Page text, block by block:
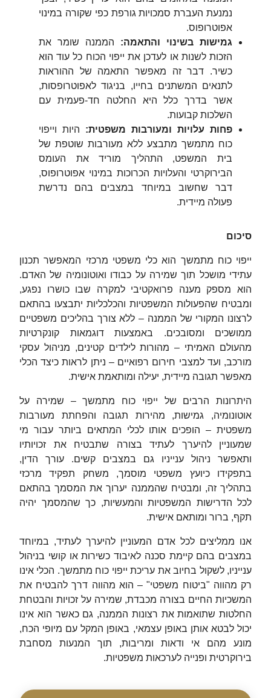
נמנעת העברת סמכויות גורפת כפי שקורה במינוי
אפוטרופוס.
גמישות בשינוי והתאמה: הממנה שומר את
הזכות לשנות או לעדכן את ייפוי הכוח כל עוד הוא
כשיר. דבר זה מאפשר התאמה של ההוראות
לתנאים המשתנים בחייו, בניגוד לאפוטרופסות,
אשר בדרך כלל היא החלטה חד-פעמית עם
השלכות קבועות.
פחות עלויות ומעורבות משפטית: היות וייפוי
כוח מתמשך מתבצע ללא מעורבות שוטפת של
בית המשפט, התהליך מוריד את העומס
הבירוקרטי והעלויות הכרוכות במינוי אפוטרופוס,
דבר שחשוב במיוחד במצבים בהם נדרשת
פעולה מיידית.
סיכום
ייפוי כוח מתמשך הוא כלי משפטי מרכזי המאפשר תכנון
עתידי מושכל תוך שמירה על כבודו ואוטונומיה של האדם.
הוא מספק מענה פרואקטיבי למקרה שבו כושרו נפגע,
ומבטיח שהפעולות המשפטיות והכלכליות יתבצעו בהתאם
לרצונו המקורי של הממנה – ללא צורך בהליכים משפטיים
ממושכים ומסובכים. באמצעות דוגמאות קונקרטיות
מהעולם האמיתי – מהורות לילדים קטינים, מניהול עסקי
מורכב, ועד למצבי חירום רפואיים – ניתן לראות כיצד הכלי
מאפשר תגובה מיידית, יעילה ומותאמת אישית.
היתרונות הרבים של ייפוי כוח מתמשך – שמירה על
אוטונומיה, גמישות, מהירות תגובה והפחתת מעורבות
משפטית – הופכים אותו לכלי המתאים ביותר עבור מי
שמעוניין להיערך לעתיד בצורה שתבטיח את זכויותיו
ותאפשר ניהול ענייניו גם במצבים קשים. עורך הדין,
בתפקידו כיועץ משפטי מוסמך, משחק תפקיד מרכזי
בתהליך זה, ומבטיח שהממנה יערוך את המסמך בהתאם
לכל הדרישות המשפטיות והמעשיות, כך שהמסמך יהיה
תקף, ברור ומותאם אישית.
אנו ממליצים לכל אדם המעוניין להיערך לעתיד, במיוחד
במצבים בהם קיימת סכנה לאיבוד כשירות או קושי בניהול
ענייניו, לשקול בחיוב את עריכת ייפוי כוח מתמשך. הכלי אינו
רק מהווה "ביטוח משפטי" – הוא מהווה דרך להבטיח את
המשכיות החיים בצורה מכבדת, שמירה על זכויות והבטחת
החלטות שתואמות את רצונות הממנה, גם כאשר הוא אינו
יכול לבטא אותן באופן עצמאי, באופן המקל עם מיופי הכח,
מונע מהם אי ודאות ומריבות, תוך המנעות מסחבת
בירוקרטית ופנייה לערכאות משפטיות.